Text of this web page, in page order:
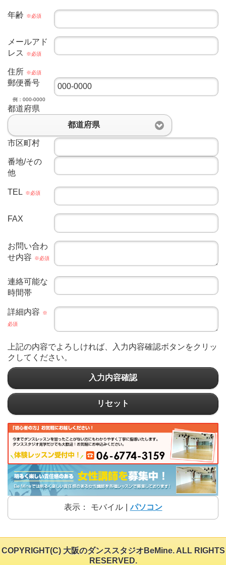
年齢 ※必須
メールアド
レス
※必須
住所 ※必須
郵便番号
例：000-0000
都道府県
都道府県
市区町村
番地/その
他
TEL ※必須
FAX
お問い合わ
せ内容
※必須
連絡可能な
時間帯
詳細内容
※
必須
上記の内容でよろしければ、入力内容確認ボタンをクリッ
クしてください。
入力内容確認
リセット
表示： モバイル パソコン
COPYRIGHT(C) 大阪のダンススタジオBeMine. ALL RIGHTS
RESERVED.